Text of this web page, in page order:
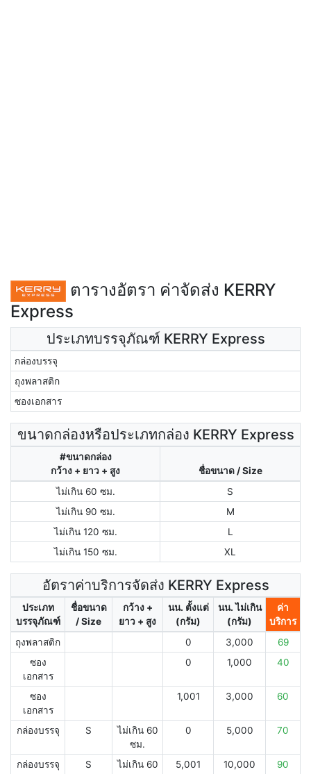
ตารางอัตรา ค่าจัดส่ง KERRY
Express
ประเภทบรรจุภัณฑ์ KERRY Express
กล่องบรรจุ
ถุงพลาสติก
ซองเอกสาร
ขนาดกล่องหรือประเภทกล่อง KERRY Express
#ขนาดกล่อง
กว้าง + ยาว + สูง
ชื่อขนาด / Size
ไม่เกิน 60 ซม.
S
ไม่เกิน 90 ซม.
M
ไม่เกิน 120 ซม.
L
ไม่เกิน 150 ซม.
XL
อัตราค่าบริการจัดส่ง KERRY Express
ประเภท
บรรจุภัณฑ์
ชื่อขนาด
/ Size
กว้าง +
ยาว + สูง
นน. ตั้งแต่
(กรัม)
นน. ไม่เกิน
(กรัม)
ค่า
บริการ
ถุงพลาสติก
0 3,000
69
ซอง
เอกสาร
0 1,000 40
ซอง
เอกสาร
1,001 3,000 60
กล่องบรรจุ S
ไม่เกิน 60
ซม.
0 5,000 70
กล่องบรรจุ S
ไม่เกิน 60
5,001 10,000 90